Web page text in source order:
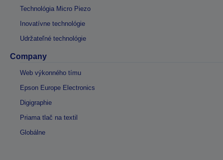
Technológia Micro Piezo
Inovatívne technológie
Udržateľné technológie
Company
Web výkonného tímu
Epson Europe Electronics
Digigraphie
Priama tlač na textil
Globálne